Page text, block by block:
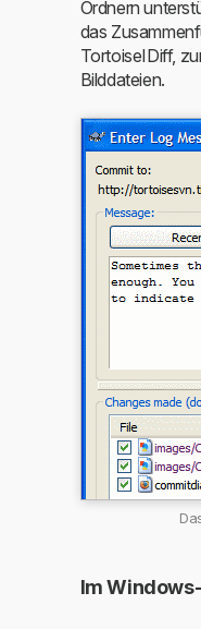
Ordnern
das
TortoiseIDiff,
Bilddateien.
Im